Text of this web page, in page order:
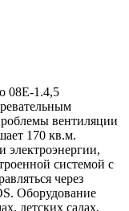
08E-1.4,5
вентиляции
170 кв.м.
электроэнергии,
системой с
через
Оборудование
детских садах,